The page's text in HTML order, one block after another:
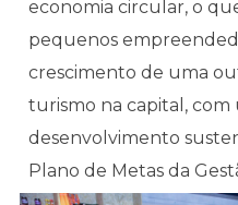
economia circular, o
pequenos
crescimento de uma
turismo na capital, com
desenvolvimento
Plano de Metas da